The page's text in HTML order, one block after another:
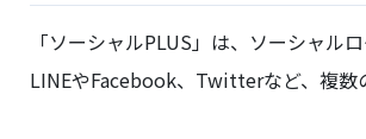
「ソーシャルPLUS」は、ソーシャル
LINEやFacebook、Twitterなど、複数